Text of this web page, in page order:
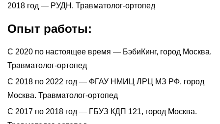
2018 год — РУДН. Травматолог-ортопед
Опыт работы:
С 2020 по настоящее время — БэбиКинг, город Москва.
Травматолог-ортопед
С 2018 по 2022 год — ФГАУ НМИЦ ЛРЦ МЗ РФ, город
Москва. Травматолог-ортопед
С 2017 по 2018 год — ГБУЗ КДП 121, город Москва.